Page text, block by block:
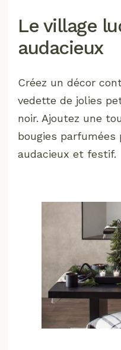
Le village
audacieux
Créez un décor
vedette de jolies
noir. Ajoutez une
bougies
audacieux et festif.